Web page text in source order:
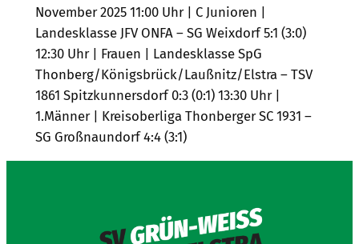
November 2025 11:00 Uhr | C Junioren |
Landesklasse JFV ONFA – SG Weixdorf 5:1 (3:0)
12:30 Uhr | Frauen | Landesklasse SpG
Thonberg/Königsbrück/Laußnitz/Elstra – TSV
1861 Spitzkunnersdorf 0:3 (0:1) 13:30 Uhr |
1.Männer | Kreisoberliga Thonberger SC 1931 –
SG Großnaundorf 4:4 (3:1)